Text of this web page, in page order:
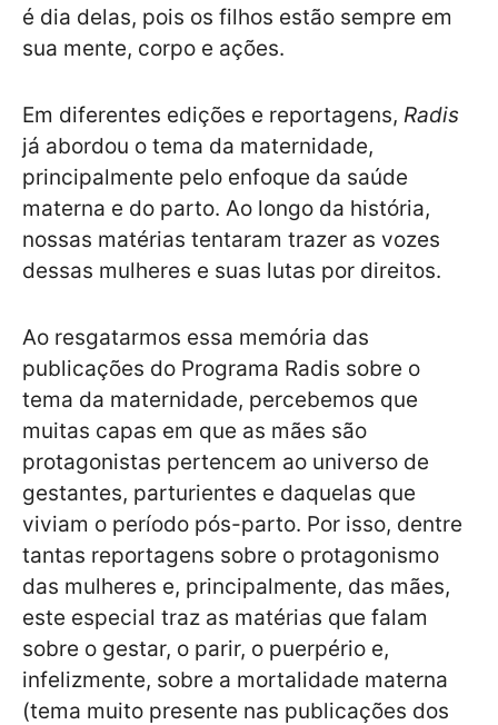
é dia delas, pois os filhos estão sempre em
sua mente, corpo e ações.
Em diferentes edições e reportagens, Radis
já abordou o tema da maternidade,
principalmente pelo enfoque da saúde
materna e do parto. Ao longo da história,
nossas matérias tentaram trazer as vozes
dessas mulheres e suas lutas por direitos.
Ao resgatarmos essa memória das
publicações do Programa Radis sobre o
tema da maternidade, percebemos que
muitas capas em que as mães são
protagonistas pertencem ao universo de
gestantes, parturientes e daquelas que
viviam o período pós-parto. Por isso, dentre
tantas reportagens sobre o protagonismo
das mulheres e, principalmente, das mães,
este especial traz as matérias que falam
sobre o gestar, o parir, o puerpério e,
infelizmente, sobre a mortalidade materna
(tema muito presente nas publicações dos